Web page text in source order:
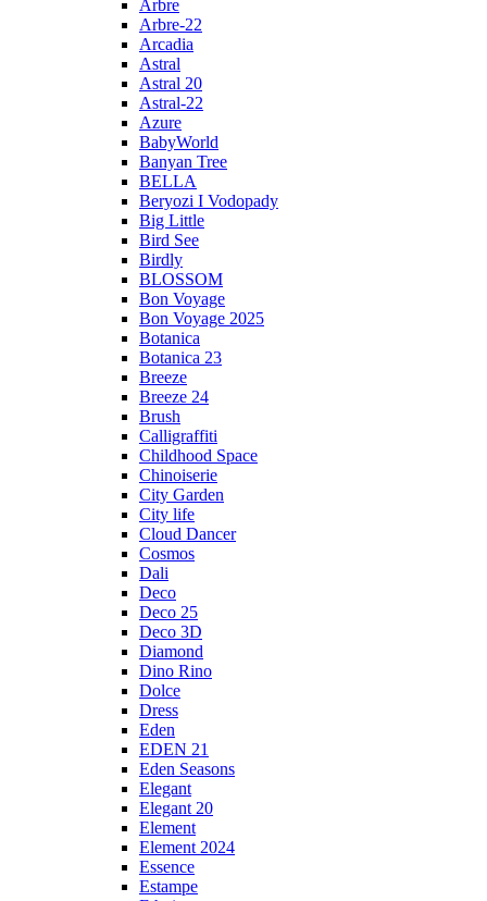
Arbre
Arbre-22
Arcadia
Astral
Astral 20
Astral-22
Azure
BabyWorld
Banyan Tree
BELLA
Beryozi I Vodopady
Big Little
Bird See
Birdly
BLOSSOM
Bon Voyage
Bon Voyage 2025
Botanica
Botanica 23
Breeze
Breeze 24
Brush
Calligraffiti
Childhood Space
Chinoiserie
City Garden
City life
Cloud Dancer
Cosmos
Dali
Deco
Deco 25
Deco 3D
Diamond
Dino Rino
Dolce
Dress
Eden
EDEN 21
Eden Seasons
Elegant
Elegant 20
Element
Element 2024
Essence
Estampe